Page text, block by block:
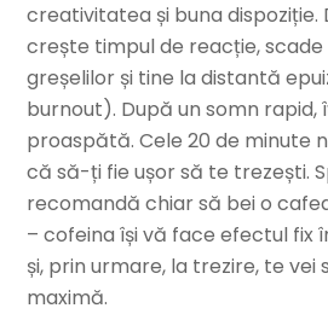
creativitatea și buna dispoziție.
crește timpul de reacție,
greșelilor și tine la distantă
burnout). După un somn rapid,
proaspătă. Cele 20 de minute
că să-ți fie ușor să te trezești.
recomandă chiar să bei o
– cofeina își vă face efectul fix
și, prin urmare, la trezire, te vei
maximă.